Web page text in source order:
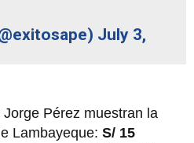
July 3,
Pérez muestran la
Lambayeque: S/ 15